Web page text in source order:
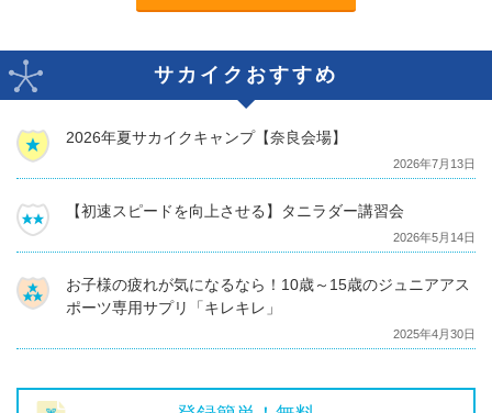
サカイクおすすめ
2026年夏サカイクキャンプ【奈良会場】
2026年7月13日
【初速スピードを向上させる】タニラダー講習会
2026年5月14日
お子様の疲れが気になるなら！10歳～15歳のジュニアアス
ポーツ専用サプリ「キレキレ」
2025年4月30日